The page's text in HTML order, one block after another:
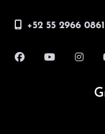
+52 55 2966 0861